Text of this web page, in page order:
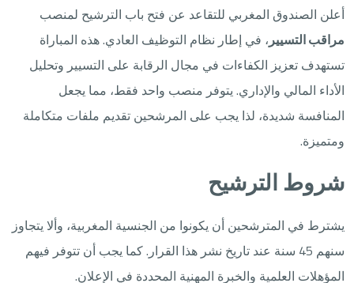
أعلن الصندوق المغربي للتقاعد عن فتح باب الترشيح لمنصب
مراقب التسيير، في إطار نظام التوظيف العادي. هذه المباراة
تستهدف تعزيز الكفاءات في مجال الرقابة على التسيير وتحليل
الأداء المالي والإداري. يتوفر منصب واحد فقط، مما يجعل
المنافسة شديدة، لذا يجب على المرشحين تقديم ملفات متكاملة
ومتميزة.
شروط الترشيح
يشترط في المترشحين أن يكونوا من الجنسية المغربية، وألا يتجاوز
سنهم 45 سنة عند تاريخ نشر هذا القرار. كما يجب أن تتوفر فيهم
المؤهلات العلمية والخبرة المهنية المحددة في الإعلان.